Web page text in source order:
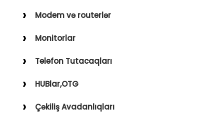
Modem və routerlər
Monitorlar
Telefon Tutacaqları
HUBlar,OTG
Çəkiliş Avadanlıqları